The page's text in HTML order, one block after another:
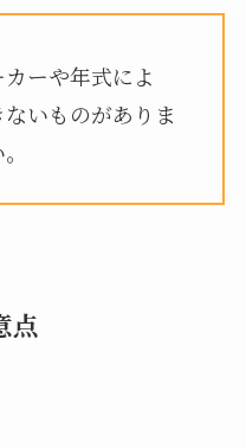
ーや年式によ
いものがありま
点